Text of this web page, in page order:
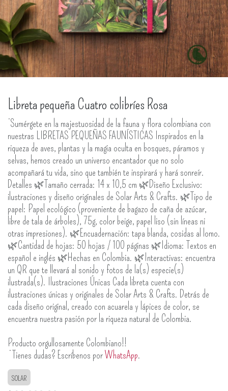
Libreta pequeña Cuatro colibríes Rosa
¡Sumérgete en la majestuosidad de la fauna y flora colombiana con
nuestras LIBRETAS PEQUEÑAS FAUNÍSTICAS Inspirados en la
riqueza de aves, plantas y la magia oculta en bosques, páramos y
selvas, hemos creado un universo encantador que no solo
acompañará tu vida, sino que también te inspirará y hará sonreír.
Detalles 🌿Tamaño cerrada: 14 x 10,5 cm 🌿Diseño Exclusivo:
ilustraciones y diseño originales de Solar Arts & Crafts. 🌿Tipo de
papel: Papel ecológico (proveniente de bagazo de caña de azúcar,
libre de tala de árboles), 75g, color beige, papel liso (sin líneas ni
otras impresiones). 🌿Encuadernación: tapa blanda, cosidas al lomo.
🌿Cantidad de hojas: 50 hojas / 100 páginas 🌿Idioma: Textos en
español e inglés 🌿Hechas en Colombia. 🌿Interactivas: encuentra
un QR que te llevará al sonido y fotos de la(s) especie(s)
ilustrada(s). Ilustraciones Únicas Cada libreta cuenta con
ilustraciones únicas y originales de Solar Arts & Crafts. Detrás de
cada diseño original, creado con acuarela y lápices de color, se
encuentra nuestra pasión por la riqueza natural de Colombia.
Producto orgullosamente Colombiano!!
¿Tienes dudas? Escríbenos porWhatsApp.
SOLAR